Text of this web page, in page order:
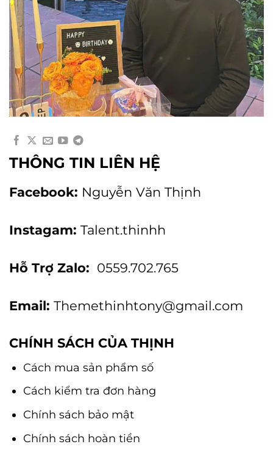
THÔNG TIN LIÊN HỆ
Facebook: Nguyễn Văn Thịnh
Instagam: Talent.thinhh
Hỗ Trợ Zalo: 0559.702.765
Email: Themethinhtony@gmail.com
CHÍNH SÁCH CỦA THỊNH
Cách mua sản phẩm số
Cách kiểm tra đơn hàng
Chính sách bảo mật
Chính sách hoàn tiền